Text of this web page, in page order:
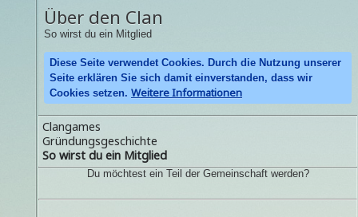
Über den Clan
So wirst du ein Mitglied
Diese Seite verwendet Cookies. Durch die Nutzung unserer
Seite erklären Sie sich damit einverstanden, dass wir
Cookies setzen. Weitere Informationen
Clangames
Gründungsgeschichte
So wirst du ein Mitglied
Du möchtest ein Teil der Gemeinschaft werden?